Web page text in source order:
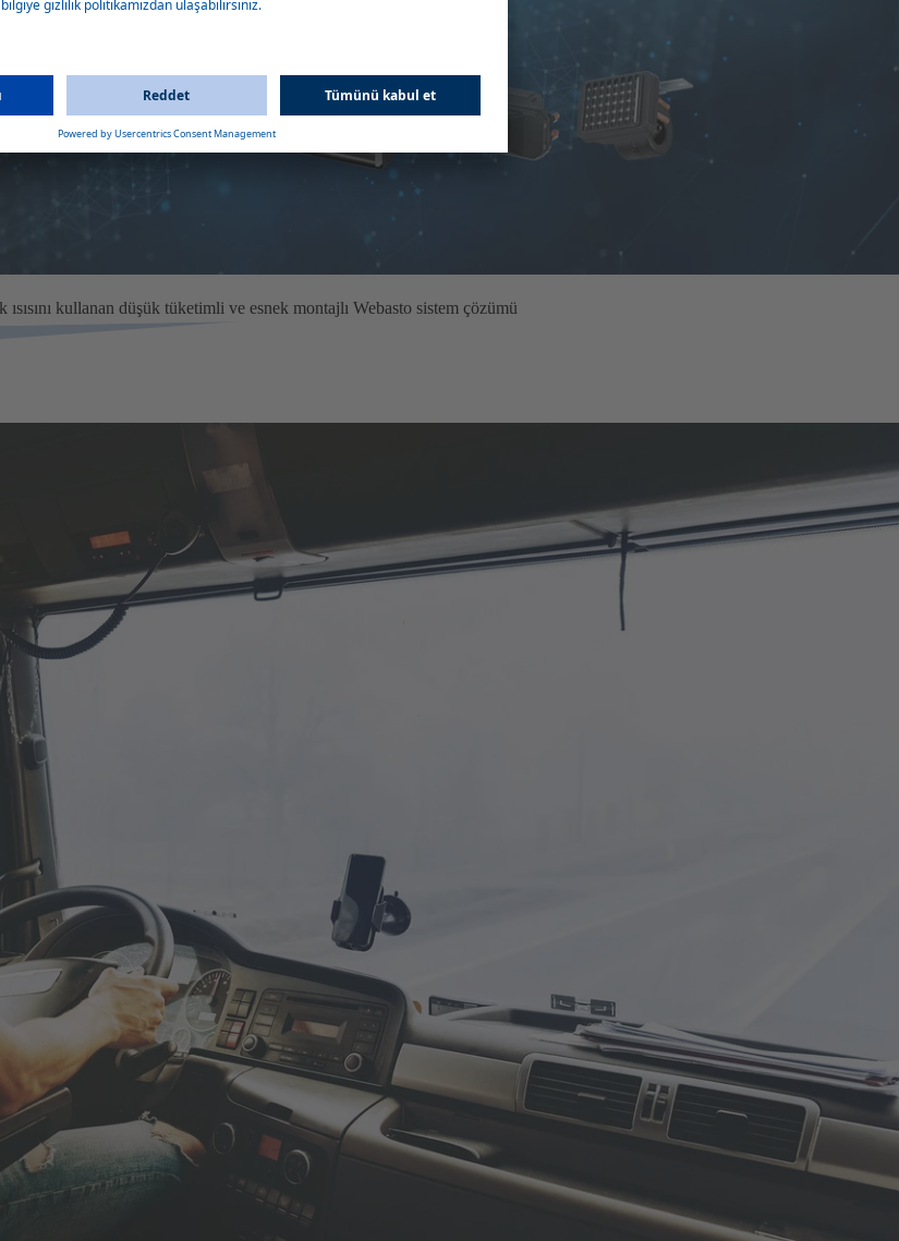
kullanan düşük tüketimli ve esnek montajlı Webasto sistem çözümü